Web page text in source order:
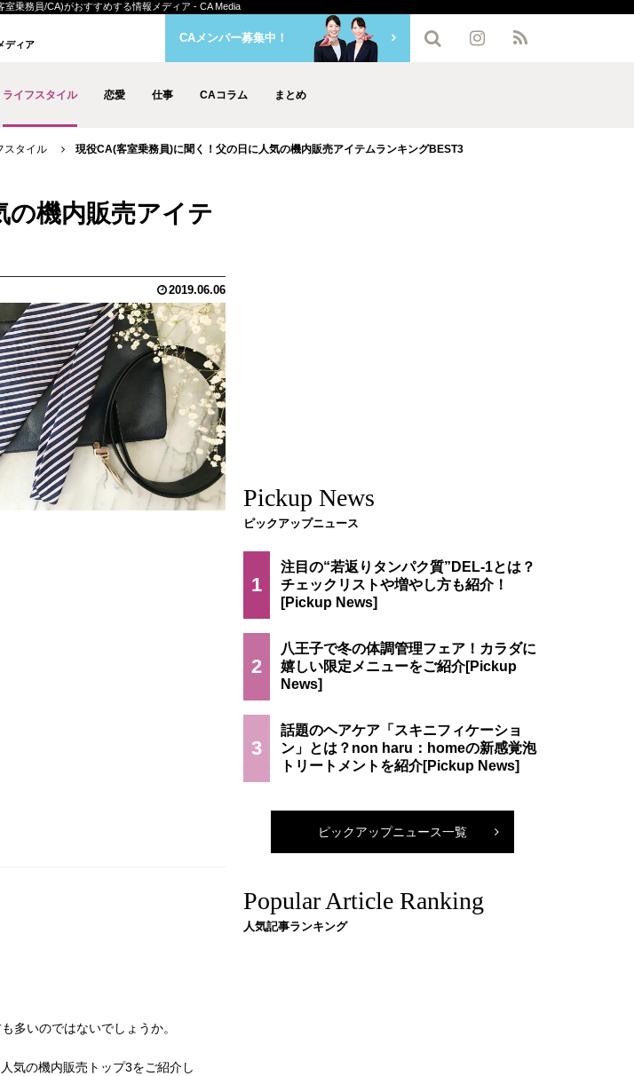
乗務員/CA)がおすすめする情報メディア - CA Media
ディア
ライフスタイル 恋愛 仕事 CAコラム まとめ
CAメンバー募集中！
スタイル 現役CA(客室乗務員)に聞く！父の日に人気の機内販売アイテムランキングBEST3
の機内販売アイテ
2019.06.06
多いのではないでしょうか。
気の機内販売トップ3をご紹介し
Pickup News
ピックアップニュース
1
注目の“若返りタンパク質”DEL-1とは？
チェックリストや増やし方も紹介！
2
八王子で冬の体調管理フェア！カラダに
嬉しい限定メニューをご紹介
3
話題のヘアケア「スキニフィケーショ
ン」とは？non haru：homeの新感覚泡
トリートメントを紹介
ピックアップニュース一覧
Popular Article Ranking
人気記事ランキング